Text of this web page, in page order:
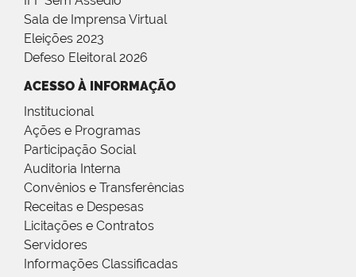
Sala de Imprensa Virtual
Eleições 2023
Defeso Eleitoral 2026
ACESSO À INFORMAÇÃO
Institucional
Ações e Programas
Participação Social
Auditoria Interna
Convênios e Transferências
Receitas e Despesas
Licitações e Contratos
Servidores
Informações Classificadas